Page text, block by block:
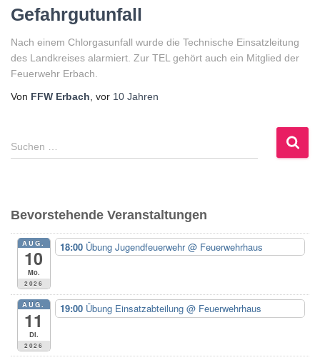
Gefahrgutunfall
Nach einem Chlorgasunfall wurde die Technische Einsatzleitung
des Landkreises alarmiert. Zur TEL gehört auch ein Mitglied der
Feuerwehr Erbach.
Von FFW Erbach , vor 10 Jahren
S
u
n
n
:
Suchen …
Bevorstehende Veranstaltungen
AUG.
10
Mo.
2026
18:00 Übung Jugendfeuerwehr@ Feuerwehrhaus
AUG.
11
Di.
2026
19:00 Übung Einsatzabteilung @ Feuerwehrhaus